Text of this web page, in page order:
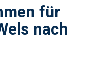
für
nach